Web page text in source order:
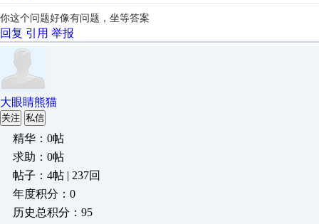
你这个问题好像有问题，坐等答案
回复 引用 举报
大眼睛熊猫
关注 私信
精华：0帖
求助：0帖
帖子：4帖 | 237回
年度积分：0
历史总积分：95